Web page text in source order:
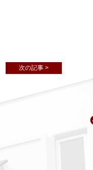
次の記事 >